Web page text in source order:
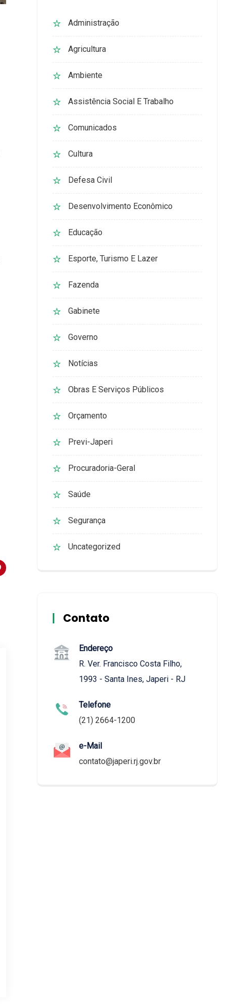
Administração
Agricultura
Ambiente
Assistência Social E Trabalho
Comunicados
Cultura
Defesa Civil
Desenvolvimento Econômico
Educação
Esporte, Turismo E Lazer
Fazenda
Gabinete
Governo
Notícias
Obras E Serviços Públicos
Orçamento
Previ-Japeri
Procuradoria-Geral
Saúde
Segurança
Uncategorized
Contato
Endereço
R. Ver. Francisco Costa Filho,
1993 - Santa Ines, Japeri - RJ
Telefone
(21) 2664-1200
e-Mail
contato@japeri.rj.gov.br